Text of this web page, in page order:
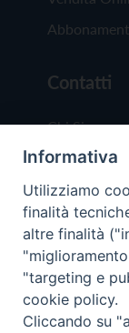
Contatti
Chi Siamo
Redazione
Scrivici
Copyright
Informativa
Utilizziamo
finalità
altre finalità
"targeting e
cookie policy.
Cliccando su